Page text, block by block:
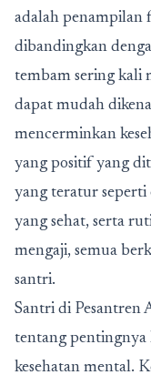
adalah penampilan
dibandingkan
tembam sering kali
dapat mudah
mencerminkan
yang positif yang
yang teratur seperti
yang sehat, serta
mengaji, semua
santri.
Santri di Pesantren
tentang pentingnya
kesehatan mental.